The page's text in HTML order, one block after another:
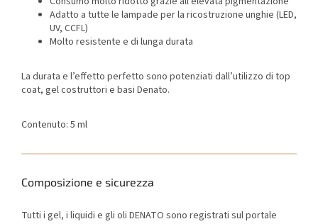
Adatto a tutte le lampade per la ricostruzione unghie (LED,
UV, CCFL)
Molto resistente e di lunga durata
La durata e l’effetto perfetto sono potenziati dall’utilizzo di top
coat, gel costruttori e basi Denato.
Contenuto: 5 ml
Composizione e sicurezza
Tutti i gel, i liquidi e gli oli DENATO sono registrati sul portale